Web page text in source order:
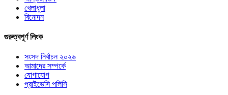
খেলাধুলা
বিনোদন
গুরুত্বপূর্ণ লিংক
সংসদ নির্বাচন ২০২৬
আমাদের সম্পর্কে
যোগাযোগ
প্রাইভেসি পলিসি